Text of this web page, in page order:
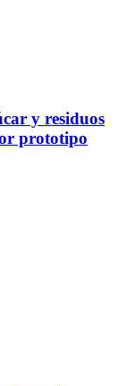
y residuos
prototipo